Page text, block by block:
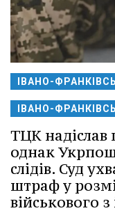
ІВАНО-
ІВАНО-
ТЦК надіслав
однак
слідів. Суд
штраф у
військового